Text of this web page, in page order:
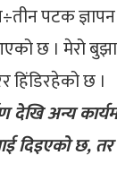
पटक
छ । मेरो
हिंडिरहेको छ ।
देखि अन्य
दिइएको छ,